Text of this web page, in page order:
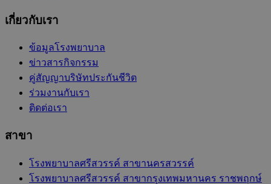
เกี่ยวกับเรา
ข้อมูลโรงพยาบาล
ข่าวสารกิจกรรม
คู่สัญญาบริษัทประกันชีวิต
ร่วมงานกับเรา
ติดต่อเรา
สาขา
โรงพยาบาลศรีสวรรค์ สาขานครสวรรค์
โรงพยาบาลศรีสวรรค์ สาขากรุงเทพมหานคร ราชพฤกษ์